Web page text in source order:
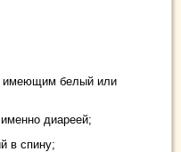
имеющим белый или
диареей;
в спину;